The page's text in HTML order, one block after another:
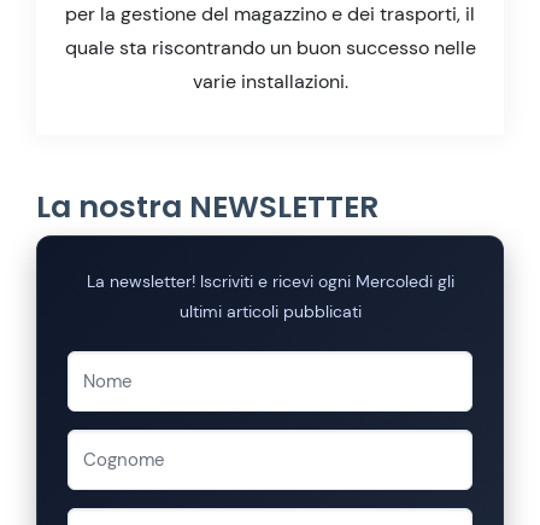
per la gestione del magazzino e dei trasporti, il
quale sta riscontrando un buon successo nelle
varie installazioni.
La nostra NEWSLETTER
La newsletter! Iscriviti e ricevi ogni Mercoledi gli
ultimi articoli pubblicati